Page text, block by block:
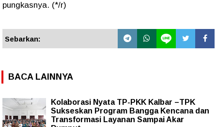
pungkasnya. (*/r)
Sebarkan:
BACA LAINNYA
Kolaborasi Nyata TP-PKK Kalbar –TPK
Sukseskan Program Bangga Kencana dan
Transformasi Layanan Sampai Akar